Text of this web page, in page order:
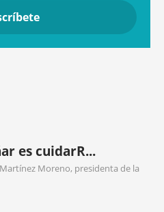
es cuidarR...
Moreno, presidenta de la